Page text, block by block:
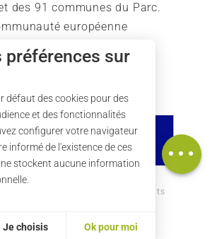
Prestations
Carte
des 91 communes du Parc.
européenne
l'action du Parc.
? Crédits
préférences sur
défaut des cookies pour des
et des fonctionnalités
configurer votre navigateur
informé de l'existence de ces
stockent aucune information
Je choisis Ok pour moi